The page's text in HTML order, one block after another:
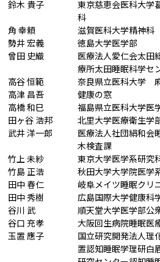
鈴木 貴子
東京慈恵会医科大学
科
角 幸頼
滋賀医科大学精神科
勢井 宏義
徳島大学医学部
曾田 史織
医療法人愛仁会太田
療所太田睡眠科学セ
高谷 恒範
奈良県立医科大学
高津 昌吾
健康の窓
高橋 和巳
福島県立医科大学医
田ヶ谷 浩邦
北里大学医療衛生学
武井 洋一郎
医療法人社団絹和会
木検査課
竹上 未紗
東京大学医学系研究
竹島 正浩
秋田大学大学院医学
田中 春仁
岐阜メイツ睡眠クリ
田中 秀樹
広島国際大学健康科
谷川 武
順天堂大学医学部公
谷口 充孝
大阪回生病院睡眠医
玉置 應子
国立研究開発法人理
置認知睡眠学理研白